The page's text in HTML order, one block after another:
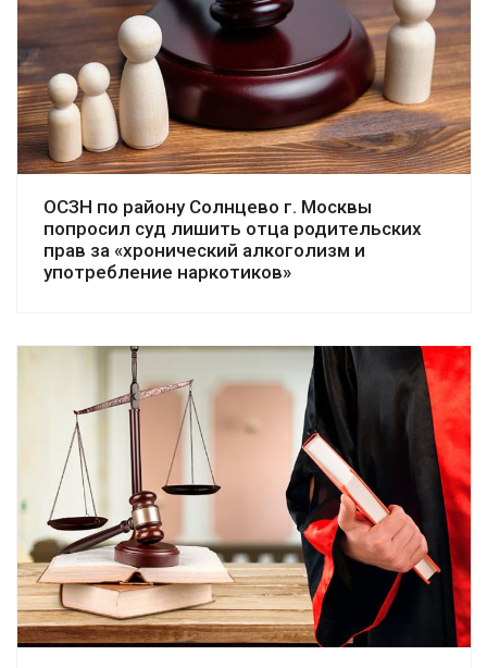
Смотреть дело
ОСЗН по району Солнцево г. Москвы
попросил суд лишить отца родительских
прав за «хронический алкоголизм и
употребление наркотиков»
Смотреть дело